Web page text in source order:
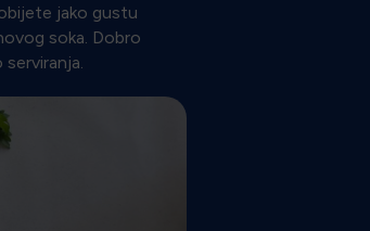
jako gustu
soka. Dobro